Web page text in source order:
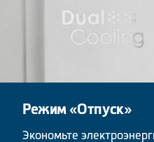
Режим «Отпуск»
Экономьте